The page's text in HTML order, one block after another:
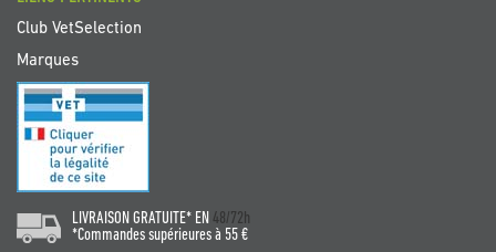
Club VetSelection
Marques
LIVRAISON GRATUITE* EN 48/72h
*Commandes supérieures à 55 €